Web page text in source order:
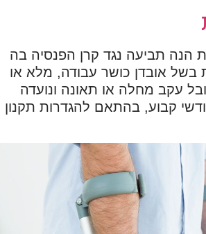
הנה תביעה נגד קרן הפנסיה בה
בשל אובדן כושר עבודה, מלא או
עקב מחלה או תאונה ונועדה
קבוע, בהתאם להגדרות תקנון